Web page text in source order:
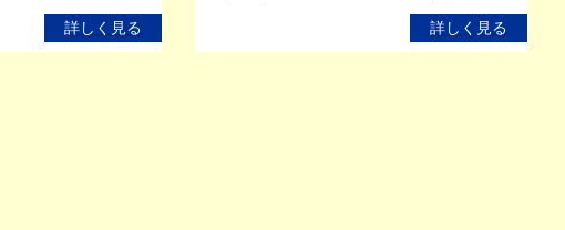
詳しく見る 詳しく見る